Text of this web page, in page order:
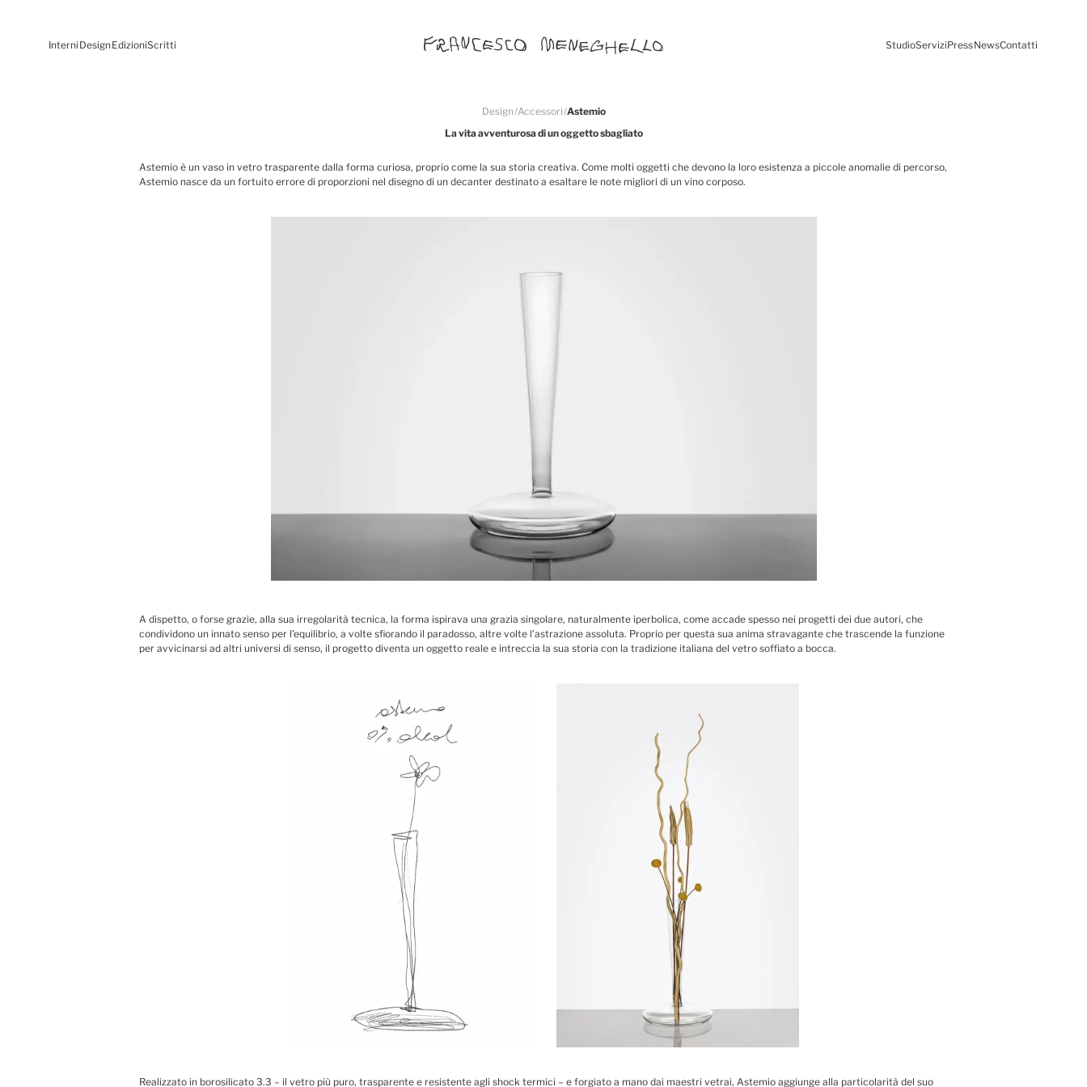
Interni DesignEdizioniScritti StudioServiziPressNewsContatti
La vita avventurosa di un oggetto sbagliato
Design/Accessori/Astemio
Astemio è un vaso in vetro trasparente dalla forma curiosa, proprio come la sua storia creativa. Come molti oggetti che devono la loro esistenza a piccole anomalie di percorso,
Astemio nasce da un fortuito errore di proporzioni nel disegno di un decanter destinato a esaltare le note migliori di un vino corposo.
A dispetto, o forse grazie, alla sua irregolarità tecnica, la forma ispirava una grazia singolare, naturalmente iperbolica, come accade spesso nei progetti dei due autori, che
condividono un innato senso per l’equilibrio, a volte sfiorando il paradosso, altre volte l’astrazione assoluta. Proprio per questa sua anima stravagante che trascende la funzione
per avvicinarsi ad altri universi di senso, il progetto diventa un oggetto reale e intreccia la sua storia con la tradizione italiana del vetro soffiato a bocca.
Realizzato in borosilicato 3.3 – il vetro più puro, trasparente e resistente agli shock termici – e forgiato a mano dai maestri vetrai, Astemio aggiunge alla particolarità del suo